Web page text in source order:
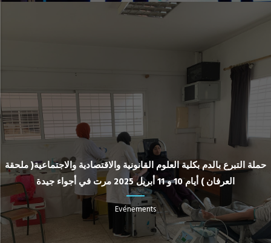
حملة التبرع بالدم بكلية العلوم القانونية والاقتصادية والاجتماعية( ملحقة
العرفان ) أيام 10 و 11 أبريل 2025 مرت في أجواء جيدة
Evénements